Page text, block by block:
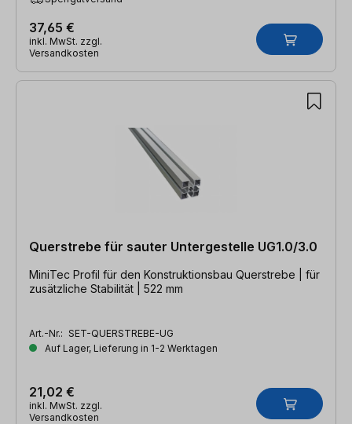
37,65 €
inkl. MwSt. zzgl.
Versandkosten
Querstrebe für sauter Untergestelle UG1.0/3.0
MiniTec Profil für den Konstruktionsbau Querstrebe | für
zusätzliche Stabilität | 522 mm
Art.-Nr.: SET-QUERSTREBE-UG
Auf Lager, Lieferung in 1-2 Werktagen
21,02 €
inkl. MwSt. zzgl.
Versandkosten